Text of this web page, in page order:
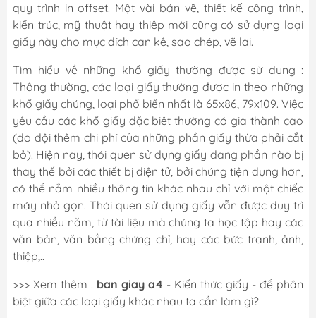
quy trình in offset. Một vài bản vẽ, thiết kế công trình,
kiến trúc, mỹ thuật hay thiệp mời cũng có sử dụng loại
giấy này cho mục đích can kê, sao chép, vẽ lại.
Tìm hiểu về những khổ giấy thường được sử dụng :
Thông thường, các loại giấy thường được in theo những
khổ giấy chúng, loại phổ biến nhất là 65x86, 79x109. Việc
yêu cầu các khổ giấy đặc biệt thường có gia thành cao
(do đội thêm chi phí của những phần giấy thừa phải cắt
bỏ). Hiện nay, thói quen sử dụng giấy đang phần nào bị
thay thế bởi các thiết bị điện tử, bởi chúng tiện dụng hơn,
có thể nắm nhiều thông tin khác nhau chỉ với một chiếc
máy nhỏ gọn. Thói quen sử dụng giấy vẫn được duy trì
qua nhiều năm, từ tài liệu mà chúng ta học tập hay các
văn bản, văn bằng chứng chỉ, hay các bức tranh, ảnh,
thiệp,..
>>> Xem thêm : ban giay a4 - Kiến thức giấy - để phân
biệt giữa các loại giấy khác nhau ta cần làm gì?